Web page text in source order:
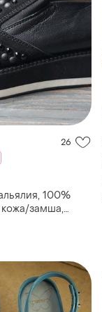
26
100%
кожа/замша,